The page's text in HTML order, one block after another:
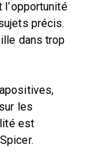
l’opportunité
précis.
dans trop
les
est